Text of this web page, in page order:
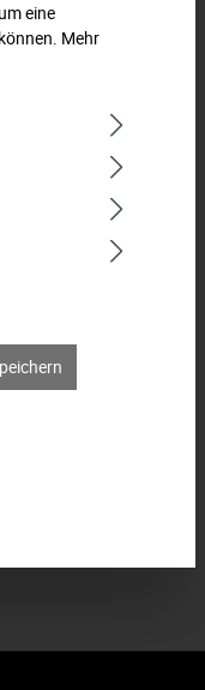
Warenkorb
Schraubendreher
mit
eine
Mehr